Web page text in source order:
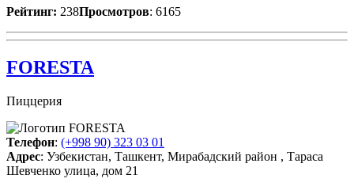
Рейтинг: 238Просмотров: 6165
FORESTA
Пиццерия
Телефон: (+998 90) 323 03 01
Адрес: Узбекистан, Ташкент, Мирабадский район , Тараса
Шевченко улица, дом 21